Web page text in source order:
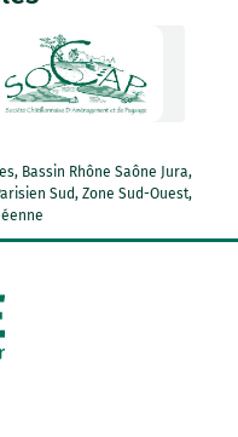
Bassin Rhône Saône Jura,
Sud, Zone Sud-Ouest,